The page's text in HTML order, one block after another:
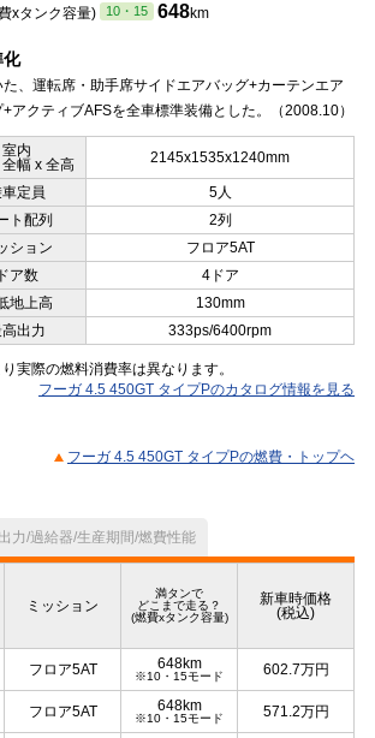
xタンク容量) 10・15 648km
化
、運転席・助手席サイドエアバッグ+カーテンエア
アクティブAFSを全車標準装備とした。（2008.10）
室内
幅 x 全高
2145x1535x1240mm
定員
5人
ト配列
2列
ション
フロア5AT
ドア数
4ドア
地上高
130mm
出力 333ps/6400rpm
実際の燃料消費率は異なります。
フーガ 4.5 450GT タイプPのカタログ情報を見る
フーガ 4.5 450GT タイプPの燃費・トップヘ
力/過給器/生産期間/燃費性能
ミッション
満タンで
どこまで走る？
(燃費xタンク容量)
新車時価格
(税込)
フロア5AT 648km
※10・15モード 602.7万円
フロア5AT 648km
※10・15モード 571.2万円